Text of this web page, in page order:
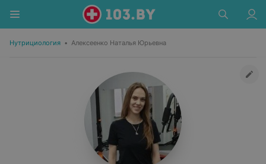
Нутрициология • Алексеенко Наталья Юрьевна